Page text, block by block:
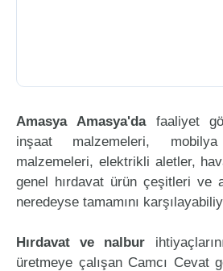
Amasya Amasya'dafaaliyet
inşaat malzemeleri,
malzemeleri, elektrikli aletler,
genel hırdavat ürün çeşitleri ve
neredeyse tamamını
Hırdavat ve nalbur
üretmeye çalışan Camcı Cevat